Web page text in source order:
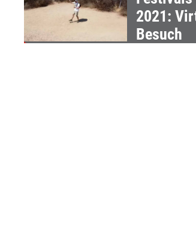
2021:
Besuch